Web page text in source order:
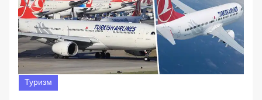
Туризм